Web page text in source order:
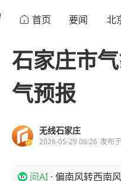
首页 要闻 北
石家庄市
气预报
无线石家庄
2026-05-29 06:26 发布于
问AI · 偏南风转西南